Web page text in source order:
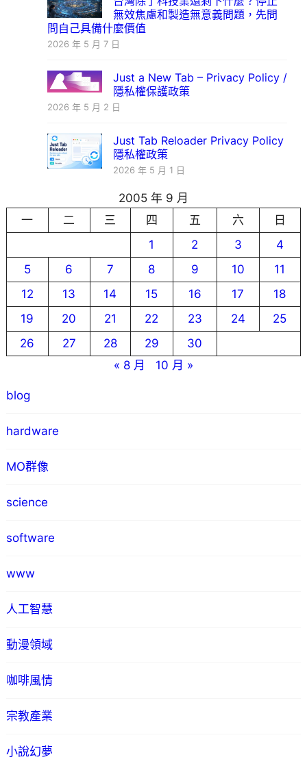
無效焦慮和製造無意義問題，先問
問自己具備什麼價值
2026 年 5 月 7 日
Just a New Tab – Privacy Policy /
隱私權保護政策
2026 年 5 月 2 日
Just Tab Reloader Privacy Policy
隱私權政策
2026 年 5 月 1 日
2005 年 9 月
一
二 三 四 五 六
日
1
2 3
4
5
6 7 8 9 10
11
12
13 14 15 16 17
18
19
20 21 22 23 24
25
26
27 28 29
30
« 8 月
10 月 »
blog
hardware
MO群像
science
software
www
人工智慧
動漫領域
咖啡風情
宗教產業
小說幻夢